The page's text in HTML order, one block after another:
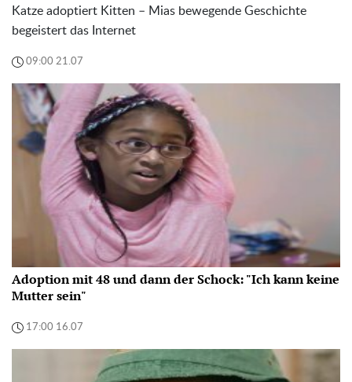
Katze adoptiert Kitten – Mias bewegende Geschichte
begeistert das Internet
09:00 21.07
Adoption mit 48 und dann der Schock: "Ich kann keine
Mutter sein"
17:00 16.07